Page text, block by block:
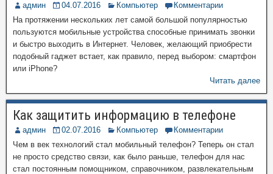
админ 04.07.2016 Компьютер
Комментарии
На протяжении нескольких лет самой большой популярностью
пользуются мобильные устройства способные принимать звонки
и быстро выходить в Интернет. Человек, желающий приобрести
подобный гаджет встает, как правило, перед выбором: смартфон
или iPhone?
Читать далее
Как защитить информацию в телефоне
админ 02.07.2016 Компьютер
Комментарии
Чем в век технологий стал мобильный телефон? Теперь он стал
не просто средство связи, как было раньше, телефон для нас
стал постоянным помощником, справочником, развлекательным